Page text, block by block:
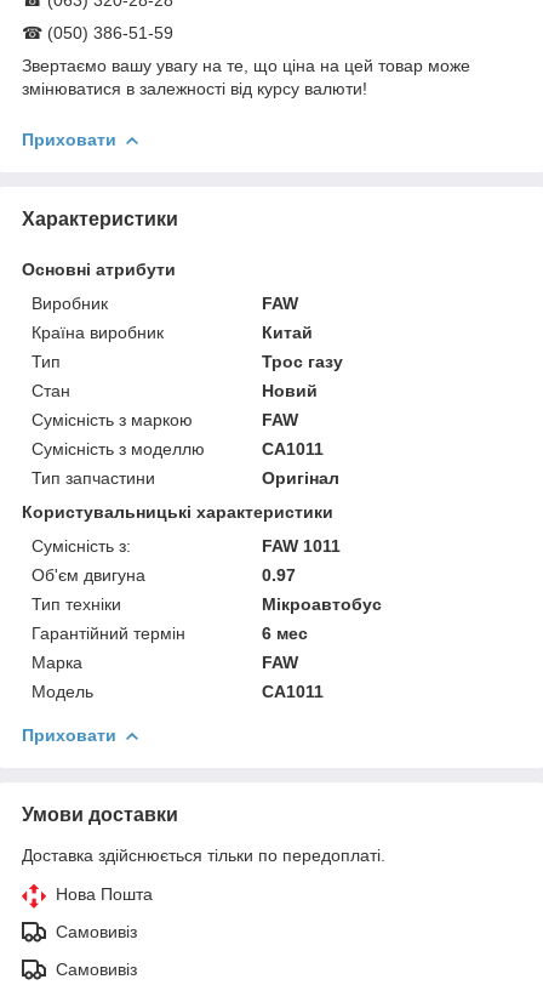
☎ (050) 386-51-59
Звертаємо вашу увагу на те, що ціна на цей товар може
змінюватися в залежності від курсу валюти!
Приховати
Характеристики
Основні атрибути
Виробник
FAW
Країна виробник
Китай
Тип
Трос газу
Стан
Новий
Сумісність з маркою
FAW
Сумісність з моделлю
CA1011
Тип запчастини
Оригінал
Користувальницькі характеристики
Сумісність з:
FAW 1011
Об'єм двигуна
0.97
Тип техніки
Мікроавтобус
Гарантійний термін
6 мес
Марка
FAW
Модель
CA1011
Приховати
Умови доставки
Доставка здійснюється тільки по передоплаті.
Нова Пошта
Самовивіз
Самовивіз